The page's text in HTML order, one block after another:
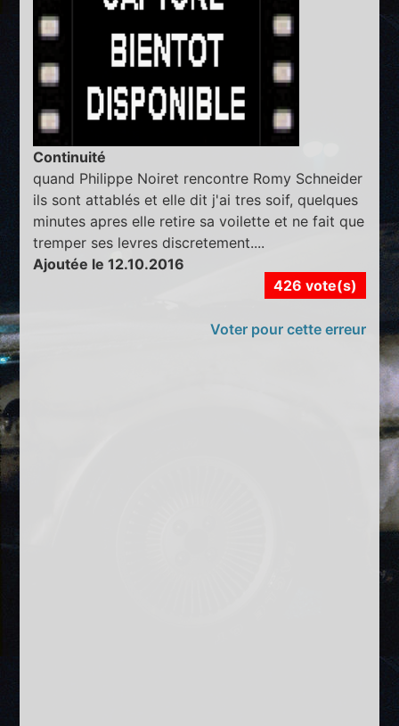
Continuité
quand Philippe Noiret rencontre Romy Schneider
ils sont attablés et elle dit j'ai tres soif, quelques
minutes apres elle retire sa voilette et ne fait que
tremper ses levres discretement....
Ajoutée le 12.10.2016
426 vote(s)
Voter pour cette erreur